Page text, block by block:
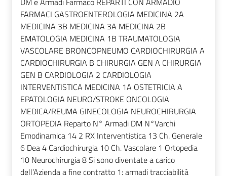
FARMACI GASTROENTEROLOGIA MEDICINA 2A
MEDICINA 3B MEDICINA 3A MEDICINA 2B
EMATOLOGIA MEDICINA 1B TRAUMATOLOGIA
VASCOLARE BRONCOPNEUMO CARDIOCHIRURGIA A
CARDIOCHIRURGIA B CHIRURGIA GEN A CHIRURGIA
GEN B CARDIOLOGIA 2 CARDIOLOGIA
INTERVENTISTICA MEDICINA 1A OSTETRICIA A
EPATOLOGIA NEURO/STROKE ONCOLOGIA
MEDICA/REUMA GINECOLOGIA NEUROCHIRURGIA
ORTOPEDIA Reparto N° Armadi DM N°Varchi
Emodinamica 14 2 RX Interventistica 13 Ch. Generale
6 Dea 4 Cardiochirurgia 10 Ch. Vascolare 1 Ortopedia
10 Neurochirurgia 8 Si sono diventate a carico
dell’Azienda a fine contratto 1: armadi tracciabilità